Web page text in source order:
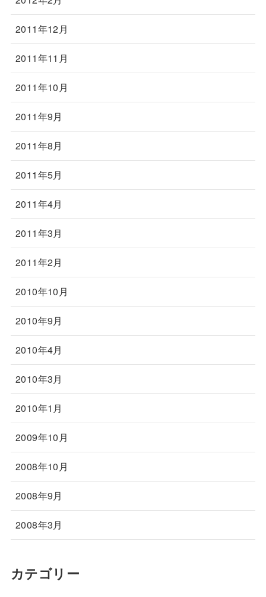
2011年12月
2011年11月
2011年10月
2011年9月
2011年8月
2011年5月
2011年4月
2011年3月
2011年2月
2010年10月
2010年9月
2010年4月
2010年3月
2010年1月
2009年10月
2008年10月
2008年9月
2008年3月
カテゴリー